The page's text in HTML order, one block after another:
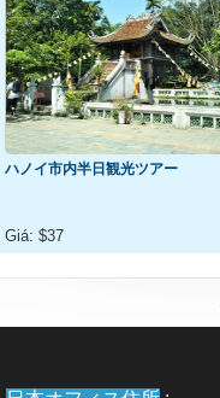
ハノイ市内半日観光ツアー
Giá:$37